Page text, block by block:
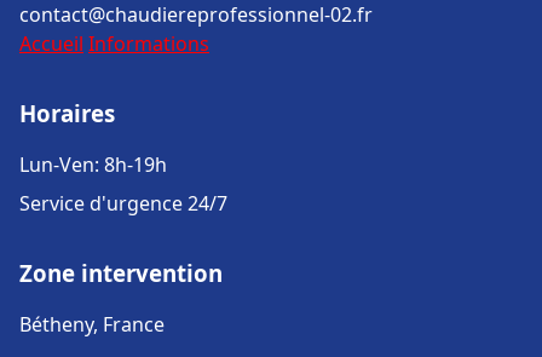
contact@chaudiereprofessionnel-02.fr
Accueil Informations
Horaires
Lun-Ven: 8h-19h
Service d'urgence 24/7
Zone intervention
Bétheny, France